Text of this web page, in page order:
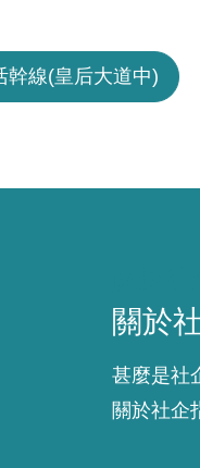
幹線(皇后大道中)
關於
甚麼是社
關於社企